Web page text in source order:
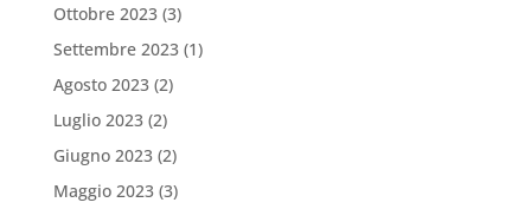
Ottobre 2023(3)
Settembre 2023(1)
Agosto 2023(2)
Luglio 2023(2)
Giugno 2023(2)
Maggio 2023(3)